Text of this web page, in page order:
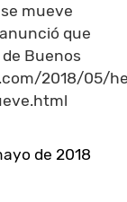
mueve
que
Buenos
2018/05/
de 2018